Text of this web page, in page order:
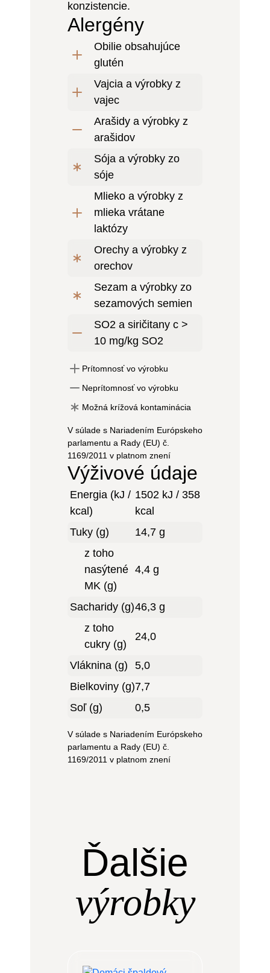
konzistencie.
Alergény
Obilie obsahujúce
glutén
Vajcia a výrobky z
vajec
Arašidy a výrobky z
arašidov
Sója a výrobky zo
sóje
Mlieko a výrobky z
mlieka vrátane
laktózy
Orechy a výrobky z
orechov
Sezam a výrobky zo
sezamových semien
SO2 a siričitany c >
10 mg/kg SO2
Prítomnosť vo výrobku
Neprítomnosť vo výrobku
Možná krížová kontaminácia
V súlade s Nariadením Európskeho
parlamentu a Rady (EU) č.
1169/2011 v platnom znení
Výživové údaje
Energia (kJ /
kcal)
1502 kJ / 358
kcal
Tuky (g)
14,7 g
z toho
nasýtené
MK (g)
4,4 g
Sacharidy (g)46,3 g
z toho
cukry (g)
24,0
Vláknina (g)
5,0
Bielkoviny (g)7,7
Soľ (g)
0,5
V súlade s Nariadením Európskeho
parlamentu a Rady (EU) č.
1169/2011 v platnom znení
Ďalšie
výrobky